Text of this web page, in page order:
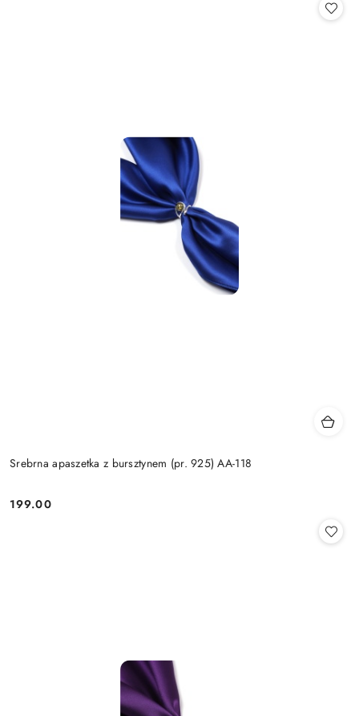
Srebrna apaszetka z bursztynem (pr. 925) AA-118
Cena:
199.00